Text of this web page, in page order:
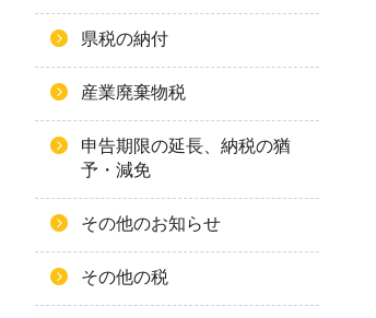
県税の納付
産業廃棄物税
申告期限の延長、納税の猶
予・減免
その他のお知らせ
その他の税